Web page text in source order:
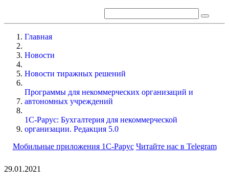
Главная
Новости
Новости тиражных решений
Программы для некоммерческих организаций и
автономных учреждений
1С-Рарус: Бухгалтерия для некоммерческой
организации. Редакция 5.0
Мобильные приложения 1С-Рарус Читайте нас в Telegram
29.01.2021